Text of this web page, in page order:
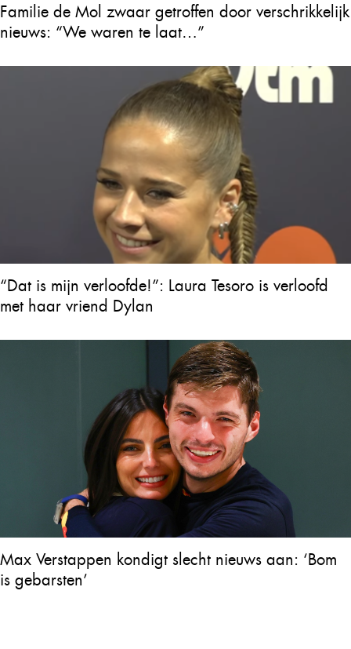
Familie de Mol zwaar getroffen door verschrikkelijk
nieuws: “We waren te laat…”
“Dat is mijn verloofde!”: Laura Tesoro is verloofd
met haar vriend Dylan
Max Verstappen kondigt slecht nieuws aan: ‘Bom
is gebarsten’